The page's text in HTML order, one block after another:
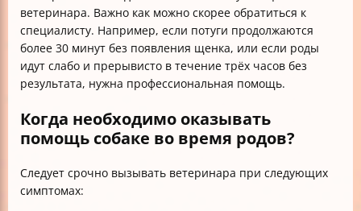
ветеринара. Важно как можно скорее обратиться к
специалисту. Например, если потуги продолжаются
более 30 минут без появления щенка, или если роды
идут слабо и прерывисто в течение трёх часов без
результата, нужна профессиональная помощь.
Когда необходимо оказывать
помощь собаке во время родов?
Следует срочно вызывать ветеринара при следующих
симптомах: